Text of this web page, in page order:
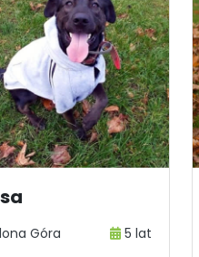
Góra 5 lat